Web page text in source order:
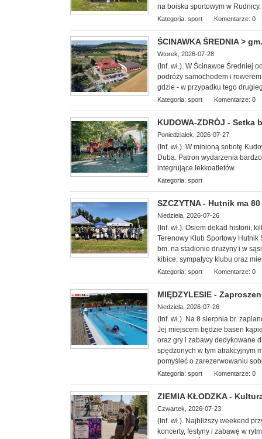
na boisku sportowym w Rudnicy.
Kategoria: sport Komentarze: 0
ŚCINAWKA ŚREDNIA >
Wtorek, 2026-07-28
(Inf. wł.). W Ścinawce Średniej
podróży samochodem i
gdzie - w przypadku tego
Kategoria: sport Komentarze: 0
KUDOWA-ZDRÓJ -
Poniedziałek, 2026-07-27
(Inf. wł.). W minioną sobotę
Duba. Patron wydarzenia
integrujące lekkoatletów.
Kategoria: sport
SZCZYTNA - Hutnik ma
Niedziela, 2026-07-26
(Inf. wł.). Osiem dekad historii,
Terenowy Klub Sportowy Hutnik
bm. na stadionie drużyny i w
kibice, sympatycy klubu oraz
Kategoria: sport Komentarze: 0
MIĘDZYLESIE -
Niedziela, 2026-07-26
(Inf. wł.). Na 8 sierpnia br.
Jej miejscem będzie basen
oraz gry i zabawy dedykowane
spędzonych w tym atrakcyjnym
pomyśleć o zarezerwowaniu
Kategoria: sport Komentarze: 0
ZIEMIA KŁODZKA -
Czwartek, 2026-07-23
(Inf. wł.). Najbliższy weekend
koncerty, festyny i zabawę w